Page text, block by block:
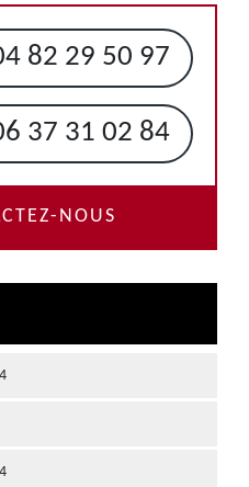
82 29 50 97
37 31 02 84
NOUS